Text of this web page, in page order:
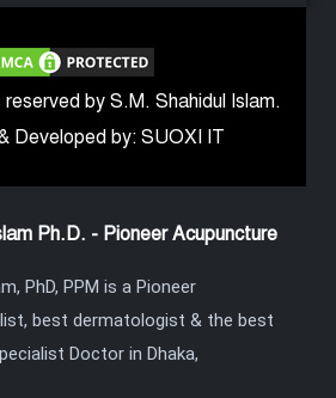
by S.M. Shahidul Islam.
Developed by: SUOXI IT
Ph.D. - Pioneer Acupuncture
PhD, PPM is a Pioneer
best dermatologist & the best
Doctor in Dhaka,